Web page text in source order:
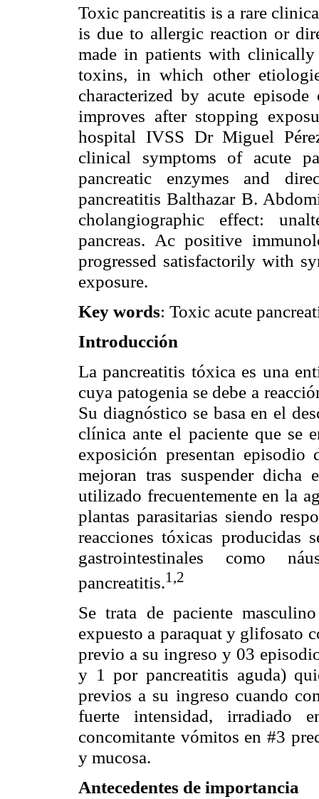
Toxic pancreatitis is a rare
is due to allergic reaction or
made in patients with
toxins, in which other
characterized by acute
improves after stopping
hospital IVSS Dr Miguel
clinical symptoms of acute
pancreatic enzymes and
pancreatitis Balthazar B.
cholangiographic effect:
pancreas. Ac positive
progressed satisfactorily with
exposure.
Key words: Toxic acute
Introducción
La pancreatitis tóxica es una
cuya patogenia se debe a
Su diagnóstico se basa en el
clínica ante el paciente que se
exposición presentan
mejoran tras suspender
utilizado frecuentemente en la
plantas parasitarias siendo
reacciones tóxicas producidas
gastrointestinales como
pancreatitis.1,2
Se trata de paciente
expuesto a paraquat y glifosato
previo a su ingreso y 03
y 1 por pancreatitis aguda)
previos a su ingreso cuando
fuerte intensidad, irradiado
concomitante vómitos en #3
y mucosa.
Antecedentes de importancia